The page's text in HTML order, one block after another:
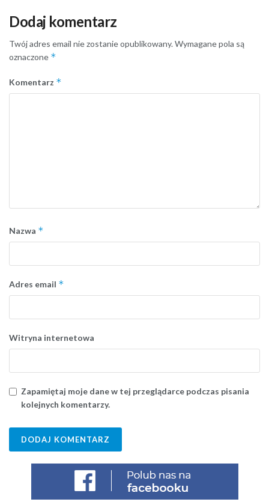
Dodaj komentarz
Twój adres email nie zostanie opublikowany.Wymagane pola są
oznaczone *
Komentarz *
Nazwa *
Adres email *
Witryna internetowa
Zapamiętaj moje dane w tej przeglądarce podczas pisania
kolejnych komentarzy.